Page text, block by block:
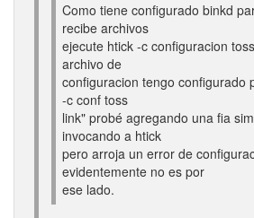
Como tiene configurado binkd
recibe archivos
ejecute htick -c configuracion
archivo de
configuracion tengo configurado
-c conf toss
link" probé agregando una fia
invocando a htick
pero arroja un error de
evidentemente no es por
ese lado.